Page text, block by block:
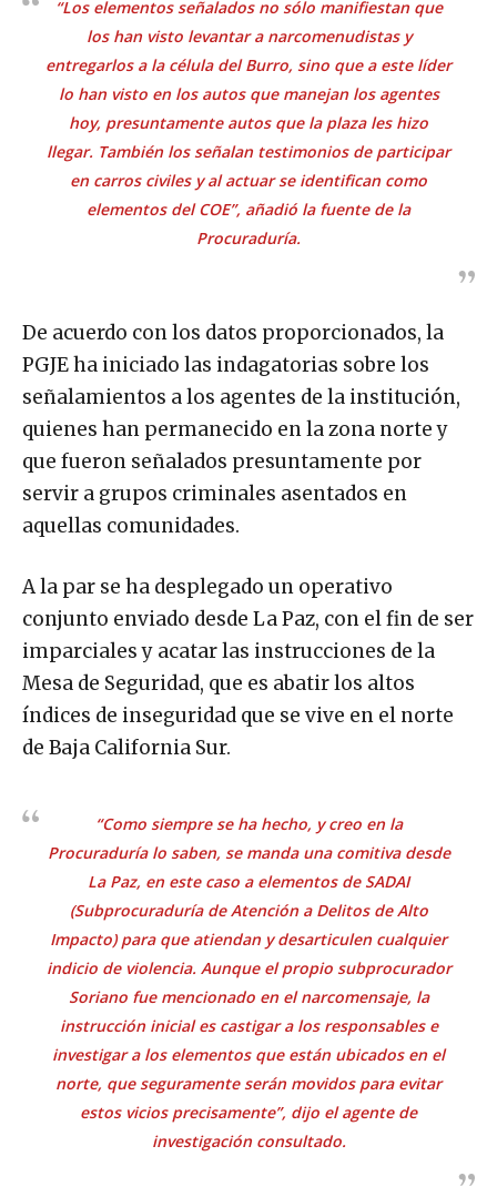
“Los elementos señalados no sólo manifiestan que
los han visto levantar a narcomenudistas y
entregarlos a la célula del Burro, sino que a este líder
lo han visto en los autos que manejan los agentes
hoy, presuntamente autos que la plaza les hizo
llegar. También los señalan testimonios de participar
en carros civiles y al actuar se identifican como
elementos del COE”, añadió la fuente de la
Procuraduría.
De acuerdo con los datos proporcionados, la
PGJE ha iniciado las indagatorias sobre los
señalamientos a los agentes de la institución,
quienes han permanecido en la zona norte y
que fueron señalados presuntamente por
servir a grupos criminales asentados en
aquellas comunidades.
A la par se ha desplegado un operativo
conjunto enviado desde La Paz, con el fin de ser
imparciales y acatar las instrucciones de la
Mesa de Seguridad, que es abatir los altos
índices de inseguridad que se vive en el norte
de Baja California Sur.
“Como siempre se ha hecho, y creo en la
Procuraduría lo saben, se manda una comitiva desde
La Paz, en este caso a elementos de SADAI
(Subprocuraduría de Atención a Delitos de Alto
Impacto) para que atiendan y desarticulen cualquier
indicio de violencia. Aunque el propio subprocurador
Soriano fue mencionado en el narcomensaje, la
instrucción inicial es castigar a los responsables e
investigar a los elementos que están ubicados en el
norte, que seguramente serán movidos para evitar
estos vicios precisamente”, dijo el agente de
investigación consultado.